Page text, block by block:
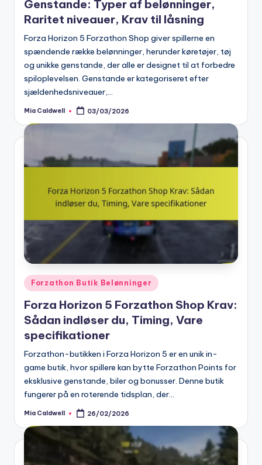
Genstande: Typer af belønninger,
Raritet niveauer, Krav til låsning
Forza Horizon 5 Forzathon Shop giver spillerne en
spændende række belønninger, herunder køretøjer, tøj
og unikke genstande, der alle er designet til at forbedre
spiloplevelsen. Genstande er kategoriseret efter
sjældenhedsniveauer,…
Posted
Mia Caldwell 03/03/2026
Posted
in
Forzathon Butik Belønninger
Forza Horizon 5 Forzathon Shop Krav:
Sådan indløser du, Timing, Vare
specifikationer
Forzathon-butikken i Forza Horizon 5 er en unik in-
game butik, hvor spillere kan bytte Forzathon Points for
eksklusive genstande, biler og bonusser. Denne butik
fungerer på en roterende tidsplan, der…
Posted
Mia Caldwell 26/02/2026